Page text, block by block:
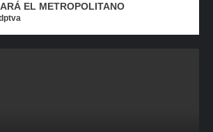
EL METROPOLITANO